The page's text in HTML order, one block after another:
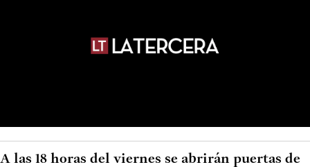
A las 18 horas del viernes se abrirán puertas de